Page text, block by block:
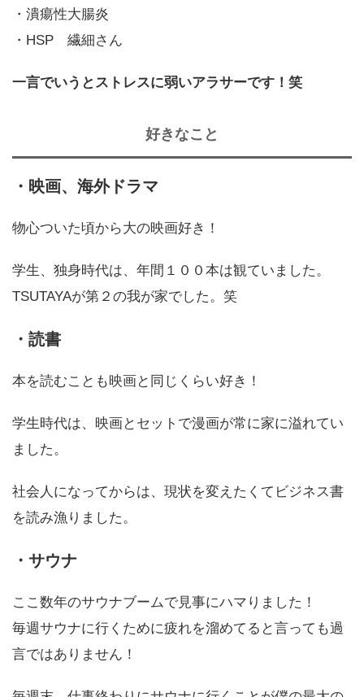
・潰瘍性大腸炎
・HSP 繊細さん
一言でいうとストレスに弱いアラサーです！笑
好きなこと
・映画、海外ドラマ
物心ついた頃から大の映画好き！
学生、独身時代は、年間１００本は観ていました。
TSUTAYAが第２の我が家でした。笑
・読書
本を読むことも映画と同じくらい好き！
学生時代は、映画とセットで漫画が常に家に溢れてい
ました。
社会人になってからは、現状を変えたくてビジネス書
を読み漁りました。
・サウナ
ここ数年のサウナブームで見事にハマりました！
毎週サウナに行くために疲れを溜めてると言っても過
言ではありません！